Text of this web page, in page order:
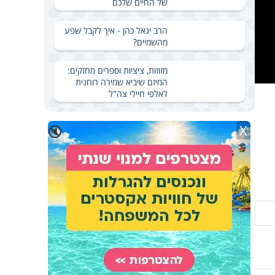
הרב יגאל כהן - איך לקבל שפע
מהשמיים?
מזוזות, ציציות וספרים מחזקים:
המיזם שיביא שמירה רוחנית
לאלפי חיילי צה"ל
🔇 X